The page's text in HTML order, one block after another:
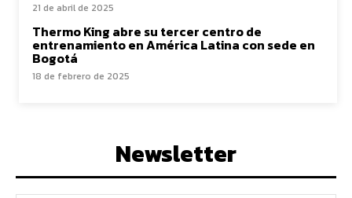
21 de abril de 2025
Thermo King abre su tercer centro de
entrenamiento en América Latina con sede en
Bogotá
18 de febrero de 2025
Newsletter